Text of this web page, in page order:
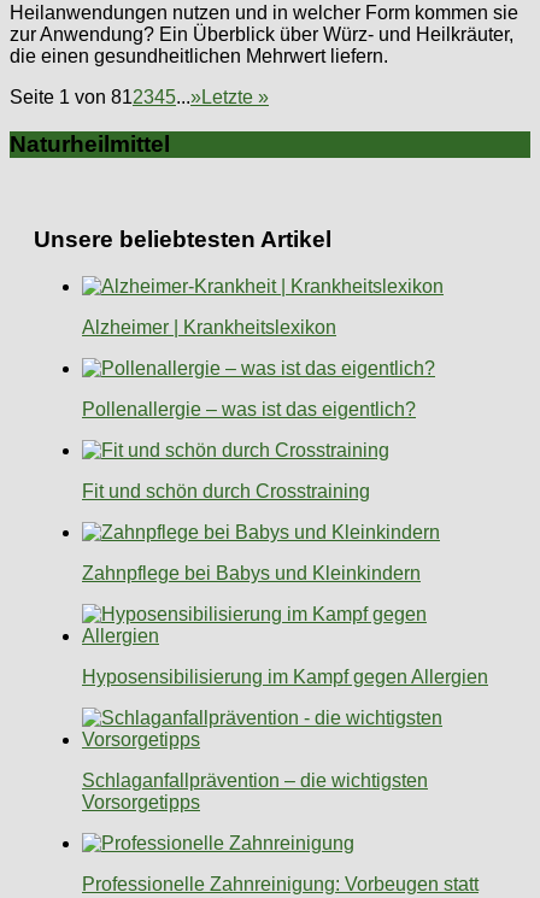
Heilanwendungen nutzen und in welcher Form kommen sie
zur Anwendung? Ein Überblick über Würz- und Heilkräuter,
die einen gesundheitlichen Mehrwert liefern.
Seite 1 von 812345...»Letzte »
Naturheilmittel
Unsere beliebtesten Artikel
Alzheimer | Krankheitslexikon
Pollenallergie – was ist das eigentlich?
Fit und schön durch Crosstraining
Zahnpflege bei Babys und Kleinkindern
Hyposensibilisierung im Kampf gegen Allergien
Schlaganfallprävention – die wichtigsten
Vorsorgetipps
Professionelle Zahnreinigung: Vorbeugen statt